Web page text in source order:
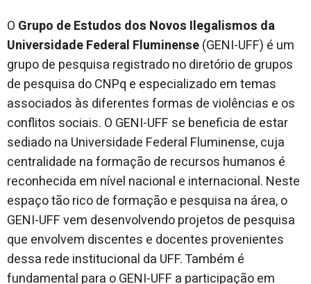
O Grupo de Estudos dos Novos Ilegalismos da
Universidade Federal Fluminense(GENI-UFF) é um
grupo de pesquisa registrado no diretório de grupos
de pesquisa do CNPq e especializado em temas
associados às diferentes formas de violências e os
conflitos sociais. O GENI-UFF se beneficia de estar
sediado na Universidade Federal Fluminense, cuja
centralidade na formação de recursos humanos é
reconhecida em nível nacional e internacional. Neste
espaço tão rico de formação e pesquisa na área, o
GENI-UFF vem desenvolvendo projetos de pesquisa
que envolvem discentes e docentes provenientes
dessa rede institucional da UFF. Também é
fundamental para o GENI-UFF a participação em